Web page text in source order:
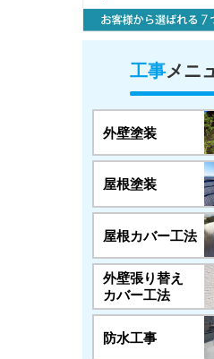
工事メニ
外壁塗装
屋根塗装
屋根カバー工法
外壁張り替え
カバー工法
防水工事